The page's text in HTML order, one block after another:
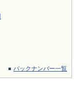
バックナンバー一覧